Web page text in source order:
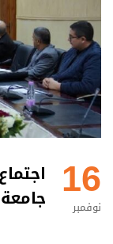
16
نوفمبر